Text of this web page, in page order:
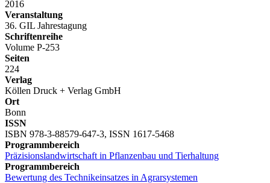
2016
Veranstaltung
36. GIL Jahrestagung
Schriftenreihe
Volume P-253
Seiten
224
Verlag
Köllen Druck + Verlag GmbH
Ort
Bonn
ISSN
ISBN 978-3-88579-647-3, ISSN 1617-5468
Programmbereich
Präzisionslandwirtschaft in Pflanzenbau und Tierhaltung
Programmbereich
Bewertung des Technikeinsatzes in Agrarsystemen